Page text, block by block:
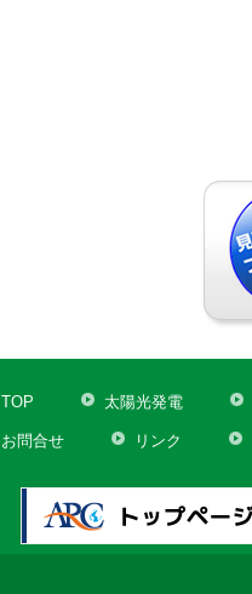
TOP 太陽光発電
お問合せ リンク